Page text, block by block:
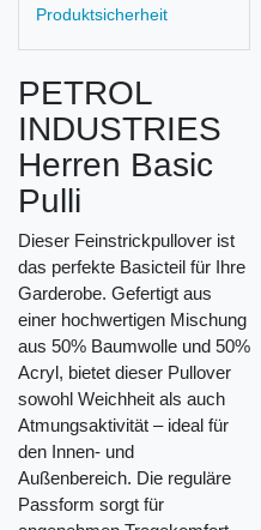
Produktsicherheit
PETROL
INDUSTRIES
Herren Basic
Pulli
Dieser Feinstrickpullover ist
das perfekte Basicteil für Ihre
Garderobe. Gefertigt aus
einer hochwertigen Mischung
aus 50% Baumwolle und 50%
Acryl, bietet dieser Pullover
sowohl Weichheit als auch
Atmungsaktivität – ideal für
den Innen- und
Außenbereich. Die reguläre
Passform sorgt für